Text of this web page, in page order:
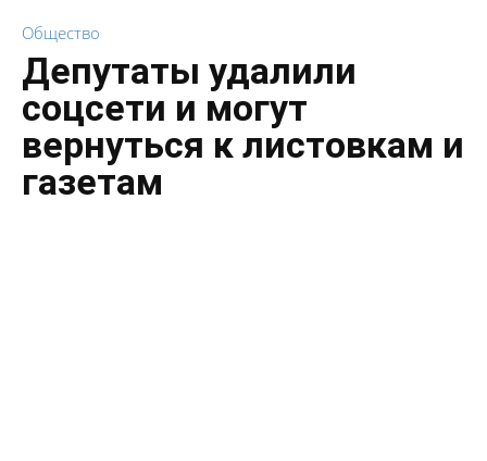
Общество
Депутаты удалили
соцсети и могут
вернуться к листовкам и
газетам